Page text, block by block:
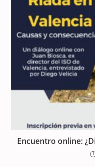
Encuentro online: